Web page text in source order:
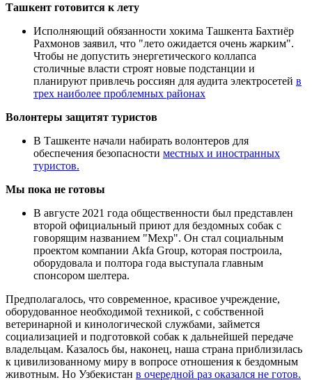
Ташкент готовится к лету
Исполняющий обязанности хокима Ташкента Бахтиёр
Рахмонов заявил, что "лето ожидается очень жарким".
Чтобы не допустить энергетического коллапса
столичные власти строят новые подстанции и
планируют привлечь россиян для аудита электросетей в
трех наиболее проблемных районах
Волонтеры защитят туристов
В Ташкенте начали набирать волонтеров для
обеспечения безопасности местных и иностранных
туристов.
Мы пока не готовы
В августе 2021 года общественности был представлен
второй официальный приют для бездомных собак с
говорящим названием "Мехр". Он стал социальным
проектом компании Akfa Group, которая построила,
оборудовала и полтора года выступала главным
спонсором шелтера.
Предполагалось, что современное, красивое учреждение,
оборудованное необходимой техникой, с собственной
ветеринарной и кинологической службами, займется
социализацией и подготовкой собак к дальнейшей передаче
владельцам. Казалось бы, наконец, наша страна приблизилась
к цивилизованному миру в вопросе отношения к бездомным
животным. Но Узбекистан в очередной раз оказался не готов.